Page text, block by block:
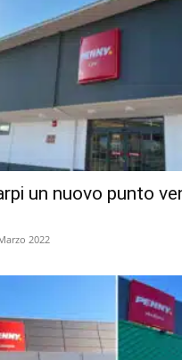
un nuovo punto
2022